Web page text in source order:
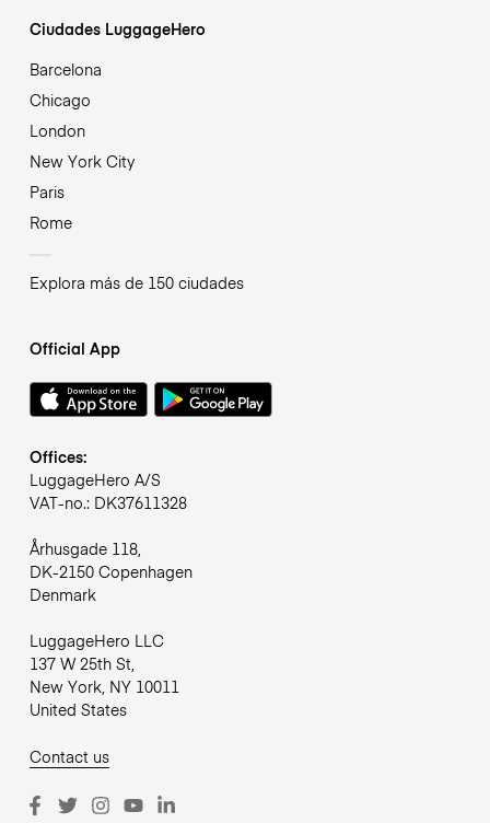
Ciudades LuggageHero
Barcelona
Chicago
London
New York City
Paris
Rome
Explora más de 150 ciudades
Official App
Offices:
LuggageHero A/S
VAT-no.: DK37611328
Århusgade 118,
DK-2150 Copenhagen
Denmark
LuggageHero LLC
137 W 25th St,
New York, NY 10011
United States
Contact us